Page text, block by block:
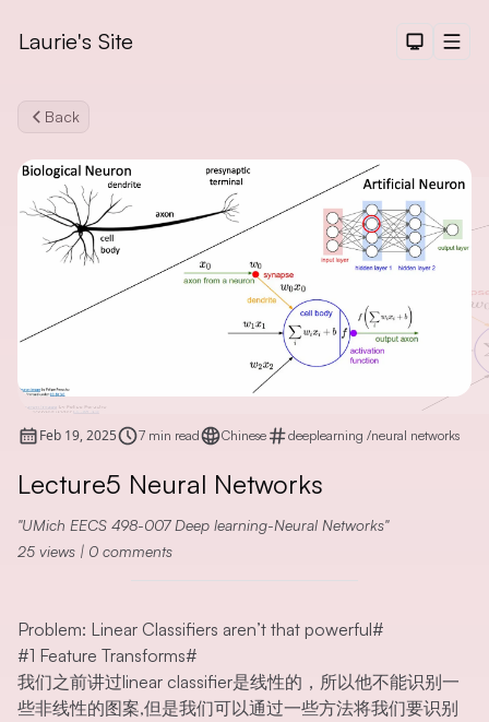
Laurie's Site
Search
Dark
Back
Feb 19, 2025 7 min read Chinese deeplearning /neural networks
Lecture5 Neural Networks
UMich EECS 498-007 Deep learning-Neural Networks
25 views | 0 comments
Problem: Linear Classifiers aren’t that powerful#
#1 Feature Transforms#
我们之前讲过linear classifier是线性的，所以他不能识别一
些非线性的图案,但是我们可以通过一些方法将我们要识别